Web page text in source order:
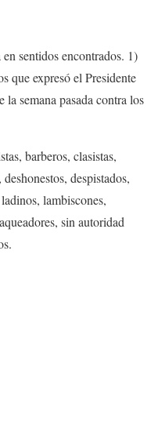
sentidos encontrados. 1)
que expresó el Presidente
la semana pasada contra los
barberos, clasistas,
despistados,
lambiscones,
sin autoridad